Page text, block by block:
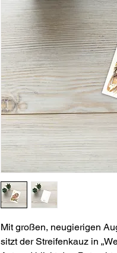
Mit großen, neugierigen
sitzt der Streifenkauz in